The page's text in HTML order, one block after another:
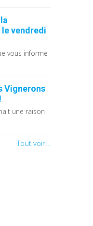
vendredi
vous informe
Vignerons
une raison
Tout voir...